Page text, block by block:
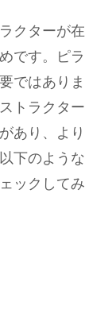
クターが在
です。ピラ
ではありま
トラクター
あり、より
下のような
ックしてみ